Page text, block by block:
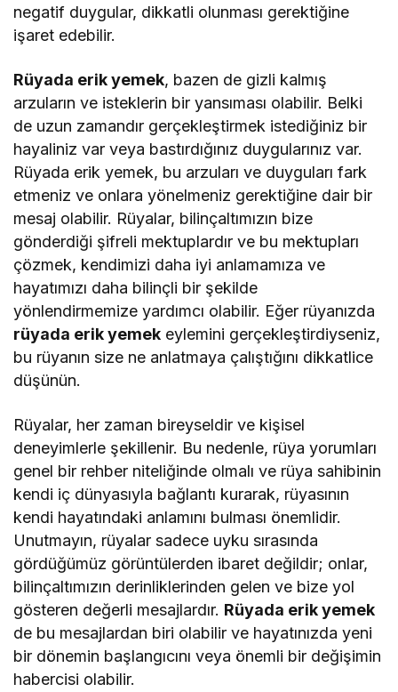
negatif duygular, dikkatli olunması gerektiğine
işaret edebilir.
Rüyada erik yemek, bazen de gizli kalmış
arzuların ve isteklerin bir yansıması olabilir. Belki
de uzun zamandır gerçekleştirmek istediğiniz bir
hayaliniz var veya bastırdığınız duygularınız var.
Rüyada erik yemek, bu arzuları ve duyguları fark
etmeniz ve onlara yönelmeniz gerektiğine dair bir
mesaj olabilir. Rüyalar, bilinçaltımızın bize
gönderdiği şifreli mektuplardır ve bu mektupları
çözmek, kendimizi daha iyi anlamamıza ve
hayatımızı daha bilinçli bir şekilde
yönlendirmemize yardımcı olabilir. Eğer rüyanızda
rüyada erik yemek eylemini gerçekleştirdiyseniz,
bu rüyanın size ne anlatmaya çalıştığını dikkatlice
düşünün.
Rüyalar, her zaman bireyseldir ve kişisel
deneyimlerle şekillenir. Bu nedenle, rüya yorumları
genel bir rehber niteliğinde olmalı ve rüya sahibinin
kendi iç dünyasıyla bağlantı kurarak, rüyasının
kendi hayatındaki anlamını bulması önemlidir.
Unutmayın, rüyalar sadece uyku sırasında
gördüğümüz görüntülerden ibaret değildir; onlar,
bilinçaltımızın derinliklerinden gelen ve bize yol
gösteren değerli mesajlardır. Rüyada erik yemek
de bu mesajlardan biri olabilir ve hayatınızda yeni
bir dönemin başlangıcını veya önemli bir değişimin
habercisi olabilir.